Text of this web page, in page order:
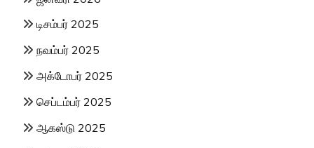
டிசம்பர் 2025
நவம்பர் 2025
அக்டோபர் 2025
செப்டம்பர் 2025
ஆகஸ்டு 2025